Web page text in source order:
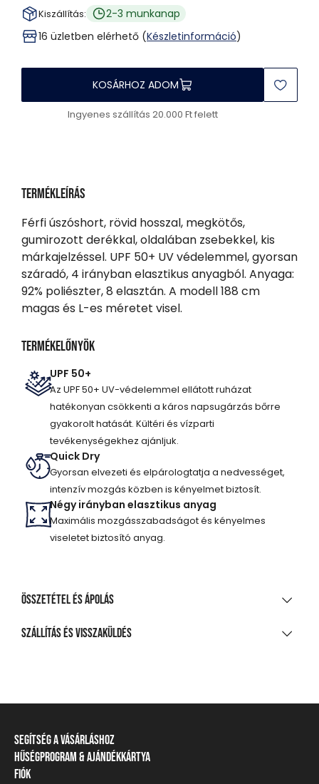
Kiszállítás:
2-3 munkanap
16 üzletben elérhető (Készletinformáció)
KOSÁRHOZ ADOM
Ingyenes szállítás 20.000 Ft felett
Termékleírás
Férfi úszóshort, rövid hosszal, megkötős,
gumirozott derékkal, oldalában zsebekkel, kis
márkajelzéssel. UPF 50+ UV védelemmel, gyorsan
száradó, 4 irányban elasztikus anyagból. Anyaga:
92% poliészter, 8 elasztán. A modell 188 cm
magas és L-es méretet visel.
Termékelőnyök
UPF 50+
Az UPF 50+ UV-védelemmel ellátott ruházat
hatékonyan csökkenti a káros napsugárzás bőrre
gyakorolt hatását. Kültéri és vízparti
tevékenységekhez ajánljuk.
Quick Dry
Gyorsan elvezeti és elpárologtatja a nedvességet,
intenzív mozgás közben is kényelmet biztosít.
Négy irányban elasztikus anyag
Maximális mozgásszabadságot és kényelmes
viseletet biztosító anyag.
Összetétel és ápolás
ANYAGÖSSZETÉTEL
Nem fehéríthető!
Szállítás és visszaküldés
Csomagpontra, automatába
990 Ft-tól
Házhozszállítás
Segítség a vásárláshoz
Szállítási információ
Fizetési módok
Hűségprogram & Ajándékkártya
Törzsvásárlói program
Fiók